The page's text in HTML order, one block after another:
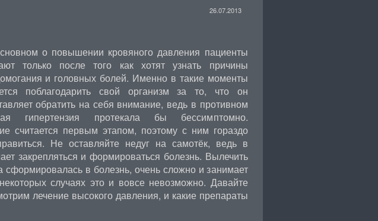
26.07.2013
о повышении кровяного давления пациенты
только после того как хотят узнать причины
и головных болей. Именно в такие моменты
поблагодарить свой организм за то, что он
обратить на себя внимание, ведь в противном
гипертензия протекала бы бессимптомно.
считается первым этапом, поэтому с ним гораздо
Не оставляйте недуг на самотёк, ведь в
закрепляться и формироваться болезнь. Вылечить
сформировалась в болезнь, очень сложно и занимает
случаях это и вовсе невозможно. Давайте
лечение высокого давления, и какие препараты